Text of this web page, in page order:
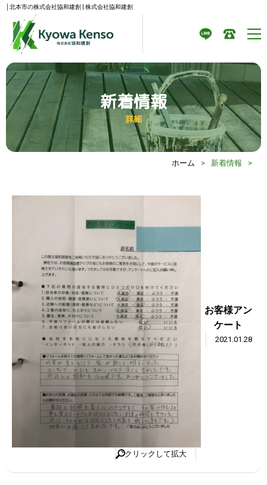
│北本市の株式会社協和建創 | 株式会社協和建創
新着情報
詳細
ホーム > 新着情報 >
クリックして拡大
お客様アン
ケート
2021.01.28